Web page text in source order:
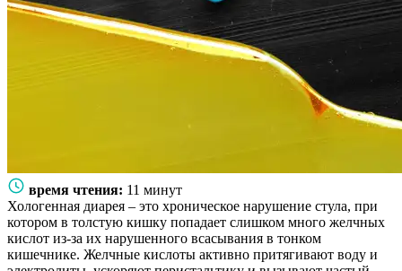
время чтения: 11 минут
Хологенная диарея – это хроническое нарушение стула, при
котором в толстую кишку попадает слишком много желчных
кислот из-за их нарушенного всасывания в тонком
кишечнике. Желчные кислоты активно притягивают воду и